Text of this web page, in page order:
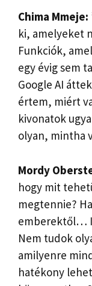
Chima Mmeje:
ki, amelyeket
Funkciók,
egy évig sem
Google AI
értem, miért
kivonatok
olyan, mintha
Mordy
hogy mit
megtennie?
emberektől…
Nem tudok
amilyenre
hatékony